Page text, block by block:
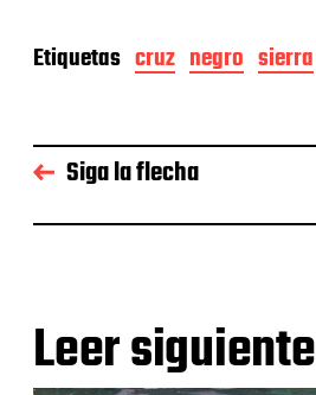
Etiquetas cruz negro sierra
Siga la flecha
Leer siguiente